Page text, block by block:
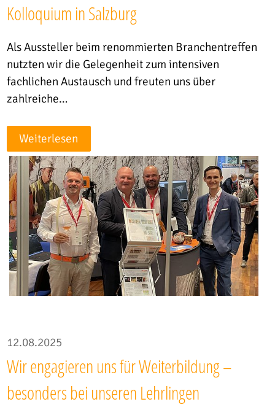
Kolloquium in Salzburg
Als Aussteller beim renommierten Branchentreffen
nutzten wir die Gelegenheit zum intensiven
fachlichen Austausch und freuten uns über
zahlreiche…
Weiterlesen
12.08.2025
Wir engagieren uns für Weiterbildung –
besonders bei unseren Lehrlingen